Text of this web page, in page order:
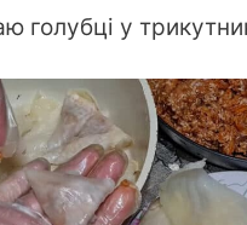
голубці у